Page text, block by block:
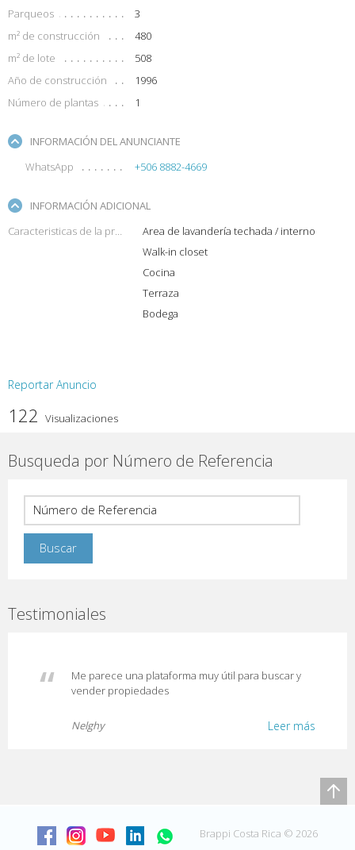
Parqueos
3
m² de construcción
480
m² de lote
508
Año de construcción
1996
Número de plantas
1
INFORMACIÓN DEL ANUNCIANTE
WhatsApp
+506 8882-4669
INFORMACIÓN ADICIONAL
Caracteristicas de la propiedad
Area de lavandería techada / interno
Walk-in closet
Cocina
Terraza
Bodega
Reportar Anuncio
122 Visualizaciones
Busqueda por Número de Referencia
Testimoniales
Me parece una plataforma muy útil para buscar y
vender propiedades
Leer más
Nelghy
Brappi Costa Rica © 2026